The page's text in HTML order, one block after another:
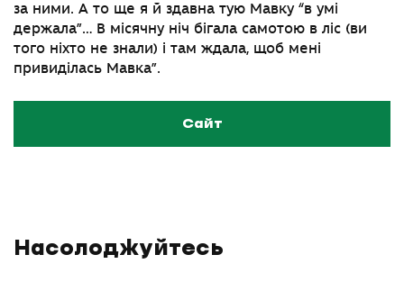
за ними. А то ще я й здавна тую Мавку “в умі
держала”… В місячну ніч бігала самотою в ліс (ви
того ніхто не знали) і там ждала, щоб мені
привиділась Мавка”.
Сайт
Насолоджуйтесь